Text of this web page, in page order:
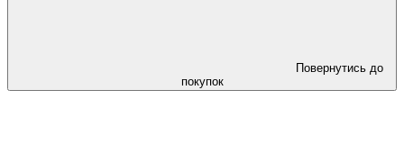
Повернутись до
покупок